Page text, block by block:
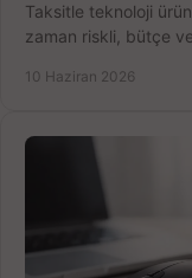
Taksitle teknoloji
zaman riskli, bütçe
10 Haziran 2026